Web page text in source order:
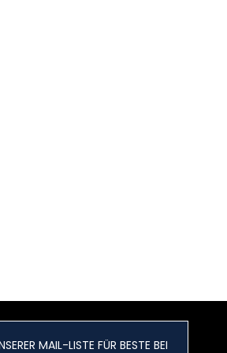
MAIL-LISTE FÜR BESTE BEI